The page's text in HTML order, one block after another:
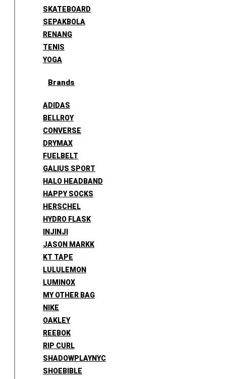
SKATEBOARD
SEPAKBOLA
RENANG
TENIS
YOGA
Brands
ADIDAS
BELLROY
CONVERSE
DRYMAX
FUELBELT
GALIUS SPORT
HALO HEADBAND
HAPPY SOCKS
HERSCHEL
HYDRO FLASK
INJINJI
JASON MARKK
KT TAPE
LULULEMON
LUMINOX
MY OTHER BAG
NIKE
OAKLEY
REEBOK
RIP CURL
SHADOWPLAYNYC
SHOEBIBLE